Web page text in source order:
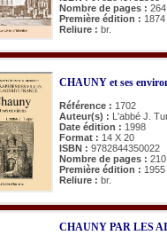
Nombre de pages : 264
Première édition : 1874
Reliure : br.
CHAUNY et ses
Référence : 1702
Auteur(s) : L'abbé J.
Date édition : 1998
Format : 14 X 20
ISBN : 9782844350022
Nombre de pages : 210
Première édition : 1955
Reliure : br.
CHAUNY PAR LES